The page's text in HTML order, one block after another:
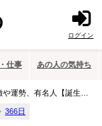
ログイン
仕事 あの人の気持ち
運勢、有名人【誕生日
366日